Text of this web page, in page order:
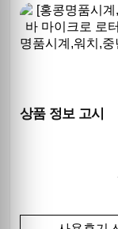
상품 정보 고시